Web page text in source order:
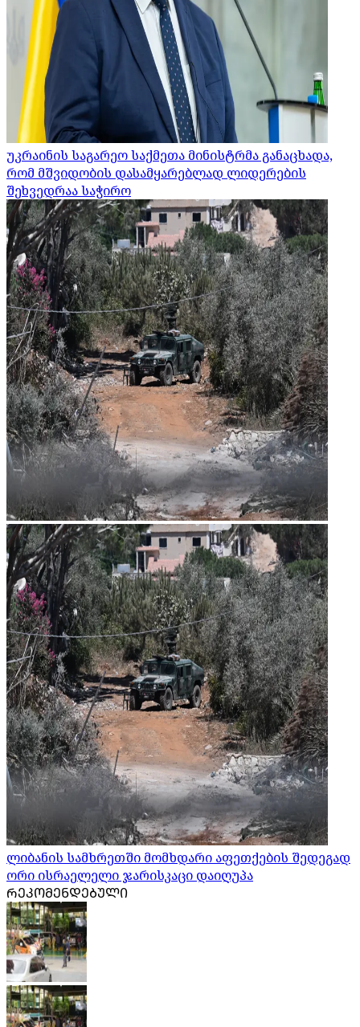
უკრაინის საგარეო საქმეთა მინისტრმა განაცხადა,
რომ მშვიდობის დასამყარებლად ლიდერების
შეხვედრაა საჭირო
ლიბანის სამხრეთში მომხდარი აფეთქების შედეგად
ორი ისრაელელი ჯარისკაცი დაიღუპა
ᲠᲔᲙᲝᲛᲔᲜᲓᲔᲑᲣᲚᲘ